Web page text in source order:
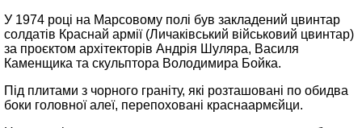
У 1974 році на Марсовому полі був закладений цвинтар
солдатів Краснай армії (Личаківський військовий цвинтар)
за проєктом архітекторів Андрія Шуляра, Василя
Каменщика та скульптора Володимира Бойка.
Під плитами з чорного граніту, які розташовані по обидва
боки головної алеї, перепоховані краснаармєйци.